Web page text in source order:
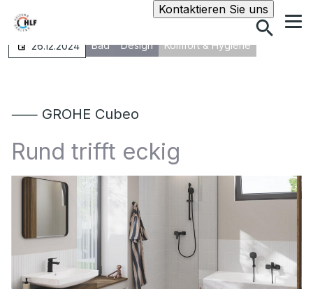
Kontaktieren Sie unsSuche
26.12.2024 Bad Design Komfort & Hygiene
⸺ GROHE Cubeo
Rund trifft eckig